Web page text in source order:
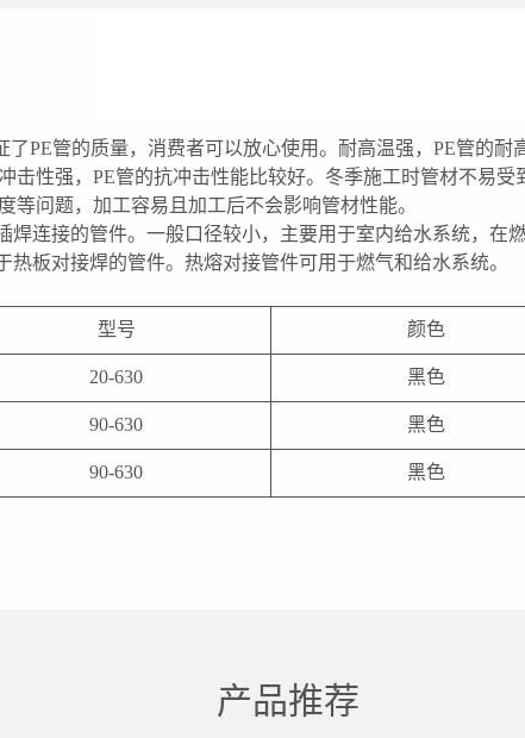
了PE管的质量，消费者可以放心使用。耐高温强，PE管的
击性强，PE管的抗冲击性能比较好。冬季施工时管材不易
等问题，加工容易且加工后不会影响管材性能。
连接的管件。一般口径较小，主要用于室内给水系统，在
板对接焊的管件。热熔对接管件可用于燃气和给水系统。
型号 颜色
20-630 黑色
90-630 黑色
90-630 黑色
产品推荐